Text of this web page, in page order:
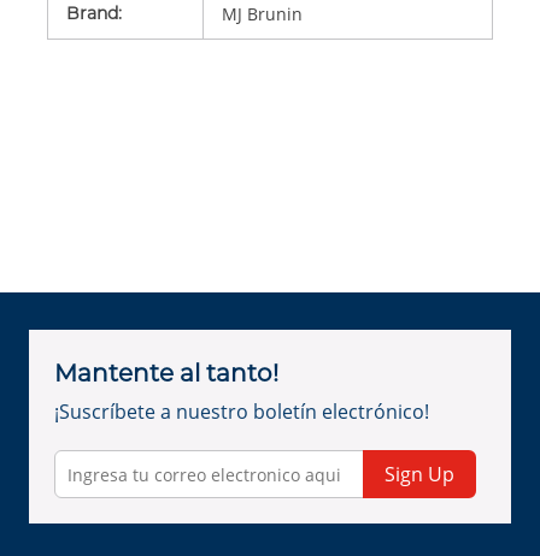
Brand: MJ Brunin
Mantente al tanto!
¡Suscríbete a nuestro boletín electrónico!
Sign Up